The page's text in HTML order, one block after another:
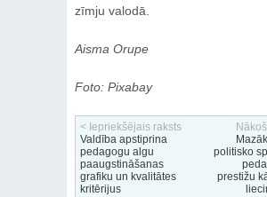
zīmju valodā.
Aisma Orupe
Foto: Pixabay
< Iepriekšējais raksts
Valdība apstiprina
pedagogu algu
paaugstināšanas
grafiku un kvalitātes
kritērijus
politisko
prestižu